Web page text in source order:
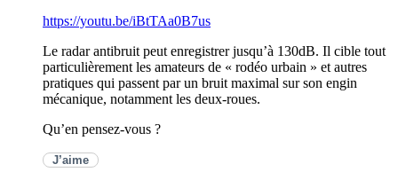
https://youtu.be/iBtTAa0B7us
Le radar antibruit peut enregistrer jusqu’à 130dB. Il cible tout
particulièrement les amateurs de « rodéo urbain » et autres
pratiques qui passent par un bruit maximal sur son engin
mécanique, notamment les deux-roues.
Qu’en pensez-vous ?
J’aime